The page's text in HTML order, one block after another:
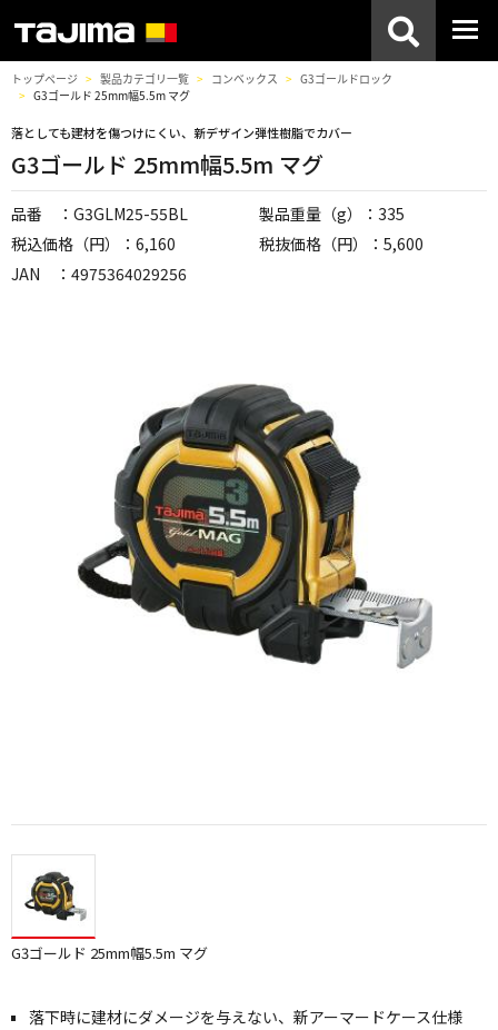
トップページ 製品カテゴリ一覧 コンベックス
G3ゴールドロック
G3ゴールド 25mm幅5.5m マグ
落としても建材を傷つけにくい、新デザイン弾性樹脂でカバー
G3ゴールド 25mm幅5.5m マグ
品番 ：G3GLM25-55BL
製品重量（g）：335
税込価格（円）：6,160
税抜価格（円）：5,600
JAN ：4975364029256
G3ゴールド 25mm幅5.5m マグ
落下時に建材にダメージを与えない、新アーマードケース仕様